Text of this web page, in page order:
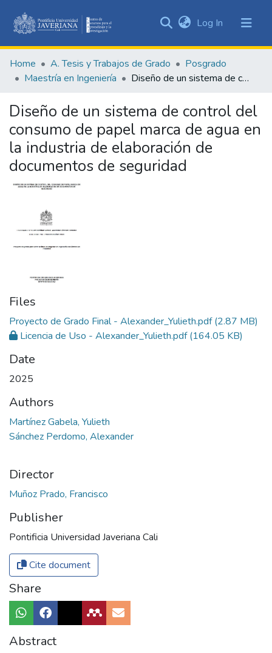
&
Collections
Statistics
Log In (current)
Home A. Tesis y Trabajos de Grado
Posgrado
Maestría en Ingeniería
Diseño de un sistema de control del consumo de papel marca de agua en la industria de elaboración de documentos de seguridad
Diseño de un sistema de control del
consumo de papel marca de agua en
la industria de elaboración de
documentos de seguridad
Files
Proyecto de Grado Final - Alexander_Yulieth.pdf(2.87 MB)
Licencia de Uso - Alexander_Yulieth.pdf(164.05 KB)
Date
2025
Authors
Martínez Gabela, Yulieth
Sánchez Perdomo, Alexander
Director
Muñoz Prado, Francisco
Publisher
Pontificia Universidad Javeriana Cali
Cite document
Share
Abstract